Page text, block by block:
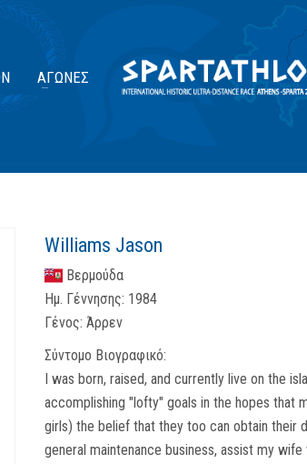
ΑΓΏΝΕΣ
Williams Jason
Βερμούδα
Ημ. Γέννησης: 1984
Γένος: Άρρεν
Σύντομο Βιογραφικό:
I was born, raised, and currently live on the
accomplishing "lofty" goals in the hopes that
girls) the belief that they too can obtain their
general maintenance business, assist my